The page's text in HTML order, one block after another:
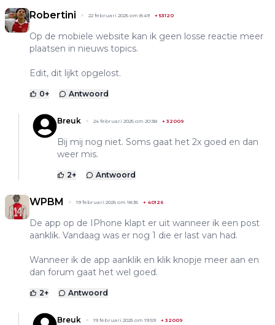
Robertini 22 februari 2025 om 8:49 +53120
Op de mobiele website kan ik geen losse reactie meer
plaatsen in nieuws topics.
Edit, dit lijkt opgelost.
0+ Antwoord
Breuk 24 februari 2025 om 20:38 + 32009
Bij mij nog niet. Soms gaat het 2x goed en dan
weer mis.
2+ Antwoord
WPBM 19 februari 2025 om 18:35 + 40126
De app op de IPhone klapt er uit wanneer ik een post
aanklik. Vandaag was er nog 1 die er last van had.
Wanneer ik de app aanklik en klik knopje meer aan en
dan forum gaat het wel goed.
2+ Antwoord
Breuk 19 februari 2025 om 19:59 + 32009